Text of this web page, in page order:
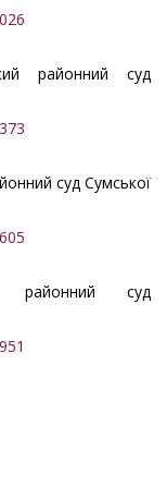
районний суд
суд Сумської
районний суд